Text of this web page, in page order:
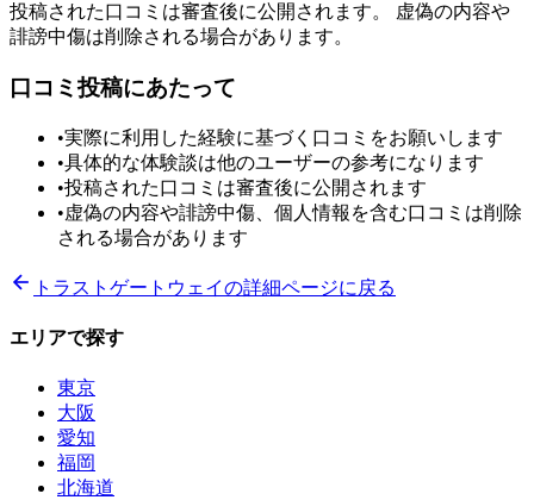
投稿された口コミは審査後に公開されます。 虚偽の内容や
誹謗中傷は削除される場合があります。
口コミ投稿にあたって
•実際に利用した経験に基づく口コミをお願いします
•具体的な体験談は他のユーザーの参考になります
•投稿された口コミは審査後に公開されます
•虚偽の内容や誹謗中傷、個人情報を含む口コミは削除
される場合があります
トラストゲートウェイの詳細ページに戻る
エリアで探す
東京
大阪
愛知
福岡
北海道